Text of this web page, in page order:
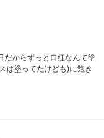
だからずっと口紅なんて塗
は塗ってたけども)に飽き